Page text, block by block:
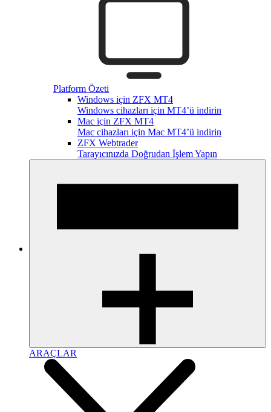
Platform Özeti
Windows için ZFX MT4
Windows cihazları için MT4’ü indirin
Mac için ZFX MT4
Mac cihazları için Mac MT4’ü indirin
ZFX Webtrader
Tarayıcınızda Doğrudan İşlem Yapın
ARAÇLAR